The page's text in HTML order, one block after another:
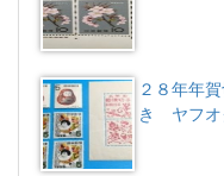
２８年年
き ヤフオ